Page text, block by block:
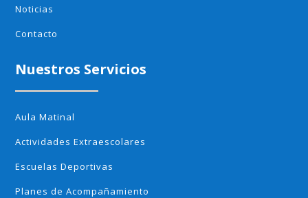
Noticias
Contacto
Nuestros Servicios
Aula Matinal
Actividades Extraescolares
Escuelas Deportivas
Planes de Acompañamiento